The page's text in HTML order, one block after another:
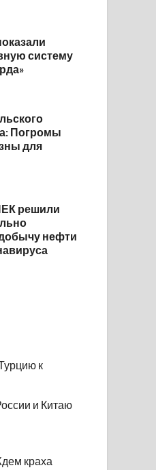
систему
Погромы
для
решили
нефти
к
и Китаю
краха